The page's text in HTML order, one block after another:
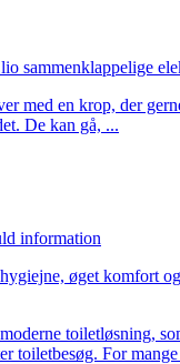
sammenklappelige
med en krop, der
De kan gå, ...
information
øget komfort
toiletløsning,
toiletbesøg. For